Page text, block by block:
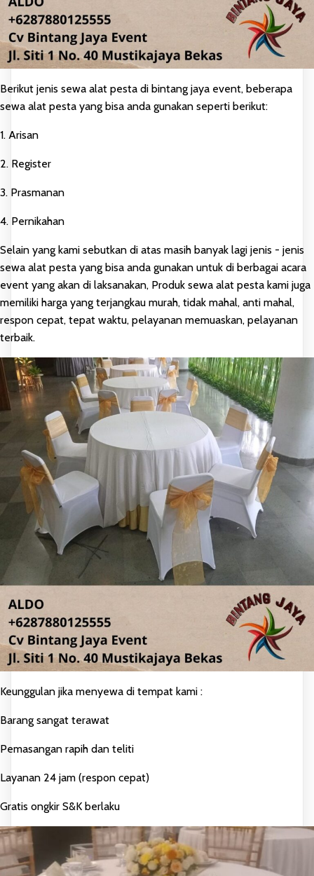
Berikut jenis sewa alat pesta di bintang jaya event, beberapa
sewa alat pesta yang bisa anda gunakan seperti berikut:
1. Arisan
2. Register
3. Prasmanan
4. Pernikahan
Selain yang kami sebutkan di atas masih banyak lagi jenis - jenis
sewa alat pesta yang bisa anda gunakan untuk di berbagai acara
event yang akan di laksanakan, Produk sewa alat pesta kami juga
memiliki harga yang terjangkau murah, tidak mahal, anti mahal,
respon cepat, tepat waktu, pelayanan memuaskan, pelayanan
terbaik.
Keunggulan jika menyewa di tempat kami :
Barang sangat terawat
Pemasangan rapih dan teliti
Layanan 24 jam (respon cepat)
Gratis ongkir S&K berlaku